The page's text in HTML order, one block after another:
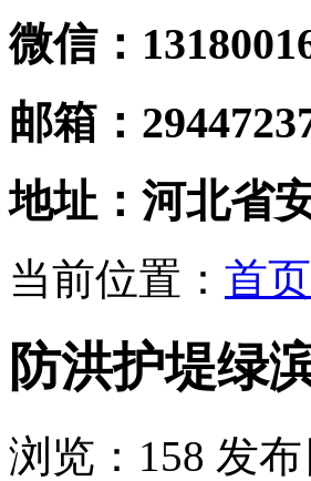
微信：
邮箱：
地址：河北省
当前位置： 首页
防洪护堤绿
浏览： 158 发布